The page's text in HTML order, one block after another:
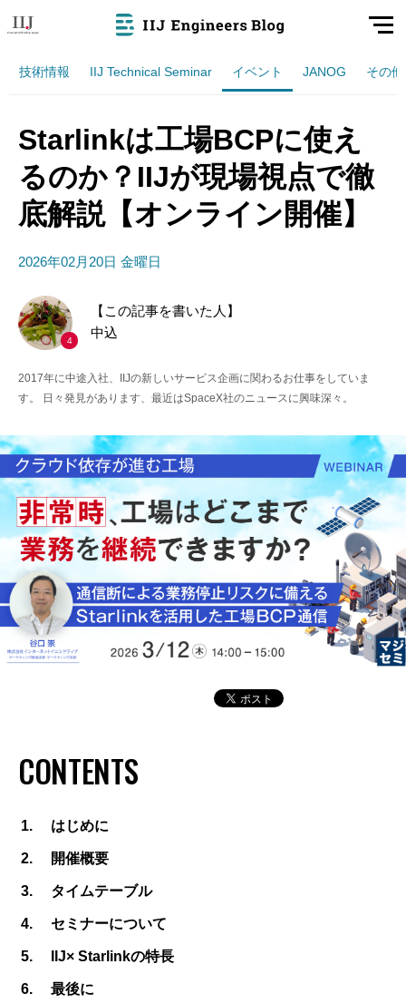
技術情報 IIJ Technical Seminar イベント JANOG その他
Starlinkは工場BCPに使え
るのか？IIJが現場視点で徹
底解説【オンライン開催】
2026年02月20日 金曜日
4
【この記事を書いた人】
中込
2017年に中途入社、IIJの新しいサービス企画に関わるお仕事をしていま
す。 日々発見があります、最近はSpaceX社のニュースに興味深々。
CONTENTS
はじめに
開催概要
タイムテーブル
セミナーについて
IIJ× Starlinkの特長
最後に